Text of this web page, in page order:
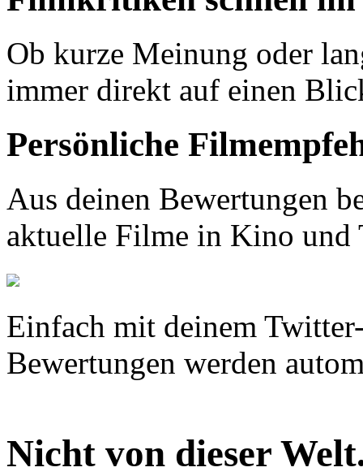
Ob kurze Meinung oder
immer direkt auf einen
Persönliche
Aus deinen Bewertungen
aktuelle Filme in Kino und
Einfach mit deinem
Bewertungen werden
Nicht von dieser Welt